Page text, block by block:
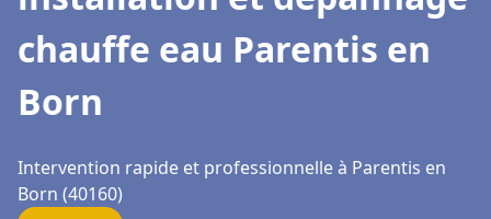
chauffe eau Parentis en
Born
Intervention rapide et professionnelle à Parentis en
Born (40160)